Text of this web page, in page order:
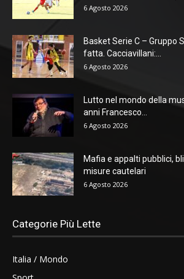
6 Agosto 2026
Basket Serie C – Gruppo
fatta. Cacciavillani:...
6 Agosto 2026
Lutto nel mondo della
anni Francesco...
6 Agosto 2026
Mafia e appalti pubblici,
misure cautelari
6 Agosto 2026
Categorie Più Lette
Italia / Mondo